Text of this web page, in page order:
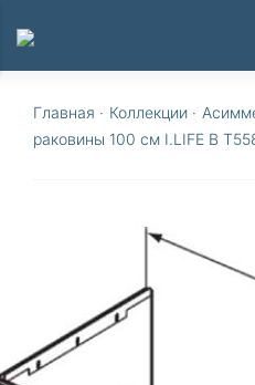
Главная · Коллекции ·
раковины 100 см I.LIFE B